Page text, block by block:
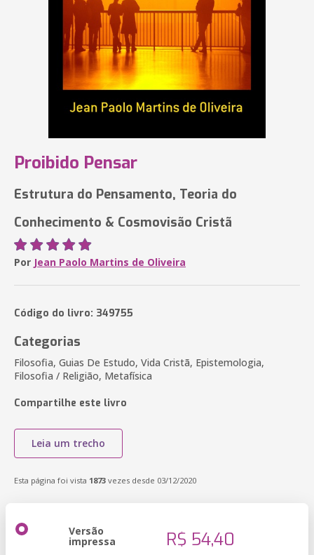
Proibido Pensar
Estrutura do Pensamento, Teoria do
Conhecimento & Cosmovisão Cristã
Por Jean Paolo Martins de Oliveira
Código do livro: 349755
Categorias
Filosofia, Guias De Estudo, Vida Cristã, Epistemologia,
Filosofia / Religião, Metafísica
Compartilhe este livro
Leia um trecho
Esta página foi vista 1873 vezes desde 03/12/2020
Versão
impressa R$ 54,40